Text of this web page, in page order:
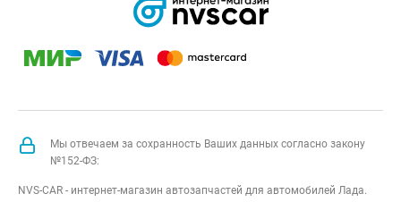
Мы отвечаем за сохранность Ваших данных согласно закону
№152-ФЗ:
NVS-CAR - интернет-магазин автозапчастей для автомобилей Лада.